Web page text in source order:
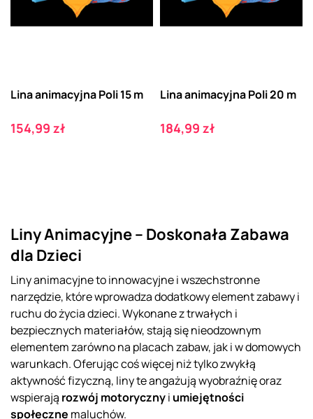
Lina animacyjna Poli 15 m
Cena
154,99 zł
Lina animacyjna Poli 20 m
Cena
184,99 zł
Liny Animacyjne – Doskonała Zabawa
dla Dzieci
Liny animacyjne to innowacyjne i wszechstronne
narzędzie, które wprowadza dodatkowy element zabawy i
ruchu do życia dzieci. Wykonane z trwałych i
bezpiecznych materiałów, stają się nieodzownym
elementem zarówno na placach zabaw, jak i w domowych
warunkach. Oferując coś więcej niż tylko zwykłą
aktywność fizyczną, liny te angażują wyobraźnię oraz
wspierają rozwój motorycznyi umiejętności
społeczne maluchów.